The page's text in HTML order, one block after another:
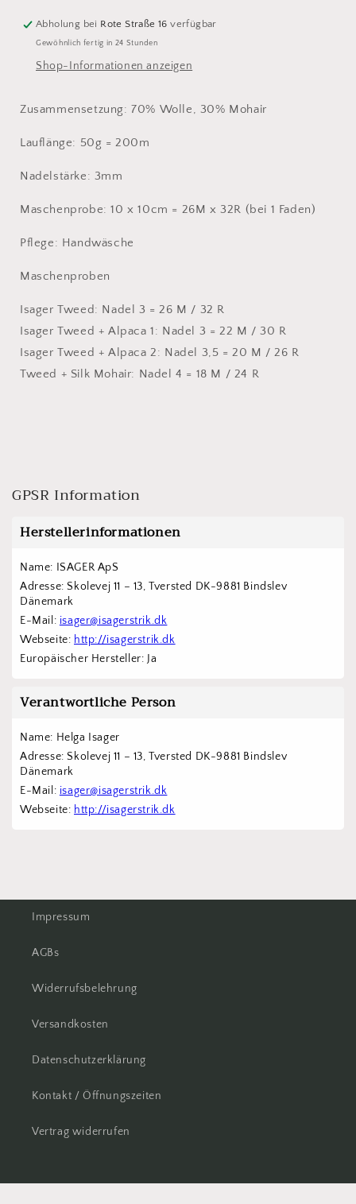
Abholung bei Rote Straße 16 verfügbar
Gewöhnlich fertig in 24 Stunden
Shop-Informationen anzeigen
Zusammensetzung: 70% Wolle, 30% Mohair
Lauflänge: 50g = 200m
Nadelstärke: 3mm
Maschenprobe: 10 x 10cm = 26M x 32R (bei 1 Faden)
Pflege: Handwäsche
Maschenproben
Isager Tweed: Nadel 3 = 26 M / 32 R
Isager Tweed + Alpaca 1: Nadel 3 = 22 M / 30 R
Isager Tweed + Alpaca 2: Nadel 3,5 = 20 M / 26 R
Tweed + Silk Mohair: Nadel 4 = 18 M / 24 R
GPSR Information
Herstellerinformationen
Name: ISAGER ApS
Adresse: Skolevej 11 – 13, Tversted DK-9881 Bindslev
Dänemark
E-Mail: isager@isagerstrik.dk
Webseite: http://isagerstrik.dk
Europäischer Hersteller: Ja
Verantwortliche Person
Name: Helga Isager
Adresse: Skolevej 11 – 13, Tversted DK-9881 Bindslev
Dänemark
E-Mail: isager@isagerstrik.dk
Webseite: http://isagerstrik.dk
Impressum
AGBs
Widerrufsbelehrung
Versandkosten
Datenschutzerklärung
Kontakt / Öffnungszeiten
Vertrag widerrufen